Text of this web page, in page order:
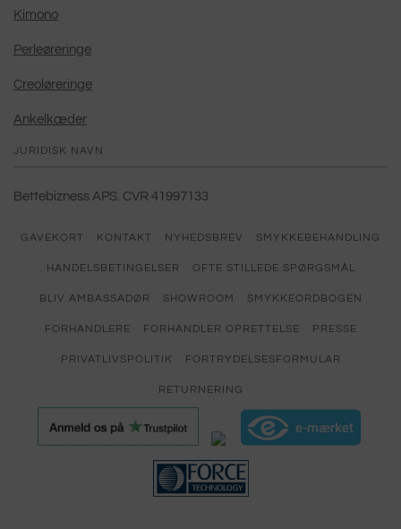
Kimono
Perleøreringe
Creoløreringe
Ankelkæder
JURIDISK NAVN
Bettebizness APS. CVR 41997133
GAVEKORT KONTAKT NYHEDSBREV SMYKKEBEHANDLING
HANDELSBETINGELSER OFTE STILLEDE SPØRGSMÅL
BLIV AMBASSADØR SHOWROOM SMYKKEORDBOGEN
FORHANDLERE FORHANDLER OPRETTELSE PRESSE
PRIVATLIVSPOLITIK FORTRYDELSESFORMULAR
RETURNERING